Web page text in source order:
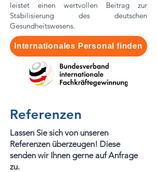
leistet einen wertvollen Beitrag zur
Stabilisierung des deutschen
Gesundheitswesens.
Internationales Personal finden
Referenzen
Lassen Sie sich von unseren
Referenzen überzeugen! Diese
senden wir Ihnen gerne auf Anfrage
zu.